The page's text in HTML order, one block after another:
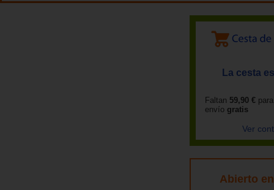
La cesta
Faltan 59,90 €
envío gratis
Ver
Abierto